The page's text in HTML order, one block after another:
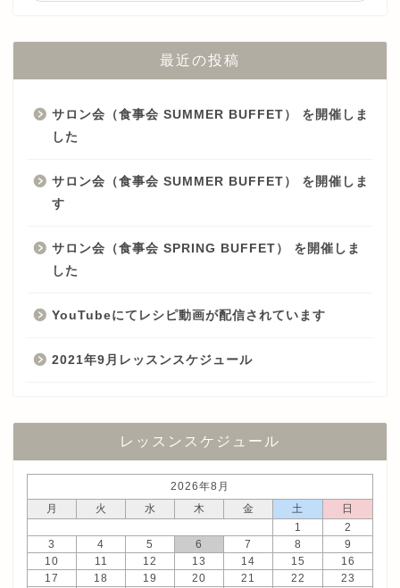
最近の投稿
サロン会（食事会 SUMMER BUFFET） を開催しま
した
サロン会（食事会 SUMMER BUFFET） を開催しま
す
サロン会（食事会 SPRING BUFFET） を開催しま
した
YouTubeにてレシピ動画が配信されています
2021年9月レッスンスケジュール
レッスンスケジュール
2026年8月
月
火 水 木 金 土
日
1
2
3
4 5 6 7 8
9
10
11 12 13 14 15
16
17
18 19 20 21 22 23